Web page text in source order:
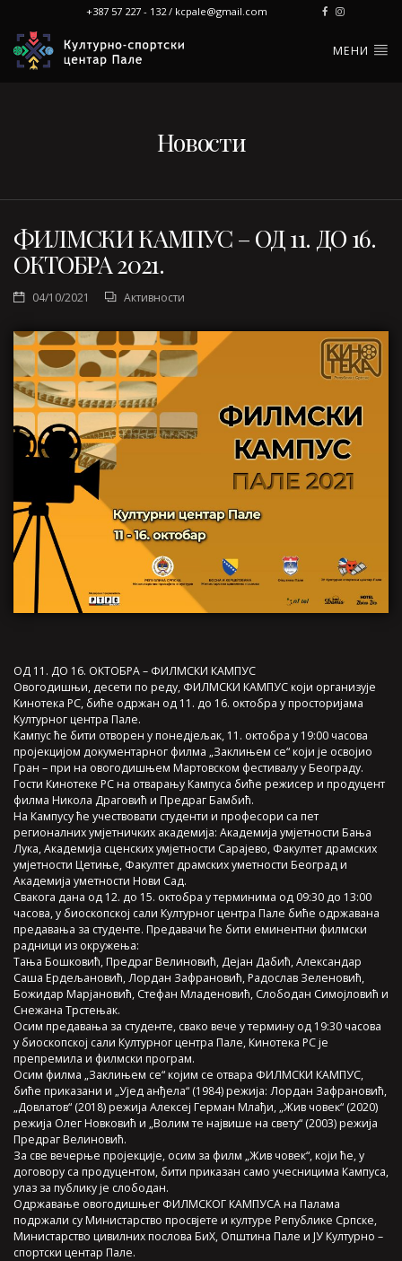
+387 57 227 - 132 / kcpale@gmail.com
МЕНИ
Новости
ФИЛМСКИ КАМПУС – ОД 11. ДО 16.
ОКТОБРА 2021.
04/10/2021 Активности
ОД 11. ДО 16. ОКТОБРА – ФИЛМСКИ КАМПУС
Овогодишњи, десети по реду, ФИЛМСКИ КАМПУС који организује
Кинотека РС, биће одржан од 11. до 16. октобра у просторијама
Културног центра Пале.
Кампус ће бити отворен у понедјељак, 11. октобра у 19:00 часова
пројекцијом документарног филма „Заклињем се“ који је освојио
Гран – при на овогодишњем Мартовском фестивалу у Београду.
Гости Кинотеке РС на отварању Кампуса биће режисер и продуцент
филма Никола Драговић и Предраг Бамбић.
На Кампусу ће учествовати студенти и професори са пет
регионалних умјетничких академија: Академија умјетности Бања
Лука, Академија сценских умјетности Сарајево, Факултет драмских
умјетности Цетиње, Факултет драмских уметности Београд и
Академија уметности Нови Сад.
Свакога дана од 12. до 15. октобра у терминима од 09:30 до 13:00
часова, у биоскопској сали Културног центра Пале биће одржавана
предавања за студенте. Предавачи ће бити еминентни филмски
радници из окружења:
Тања Бошковић, Предраг Велиновић, Дејан Дабић, Александар
Саша Ердељановић, Лордан Зафрановић, Радослав Зеленовић,
Божидар Марјановић, Стефан Младеновић, Слободан Симојловић и
Снежана Трстењак.
Осим предавања за студенте, свако вече у термину од 19:30 часова
у биоскопској сали Културног центра Пале, Кинотека РС је
препремила и филмски програм.
Осим филма „Заклињем се“ којим се отвара ФИЛМСКИ КАМПУС,
биће приказани и „Ујед анђела“ (1984) режија: Лордан Зафрановић,
„Довлатов“ (2018) режија Алексеј Герман Млађи, „Жив човек“ (2020)
режија Олег Новковић и „Волим те највише на свету“ (2003) режија
Предраг Велиновић.
За све вечерње пројекције, осим за филм „Жив човек“, који ће, у
договору са продуцентом, бити приказан само учесницима Кампуса,
улаз за публику је слободан.
Одржавање овогодишњег ФИЛМСКОГ КАМПУСА на Палама
подржали су Министарство просвјете и културе Републике Српске,
Министарство цивилних послова БиХ, Општина Пале и ЈУ Културно –
спортски центар Пале.